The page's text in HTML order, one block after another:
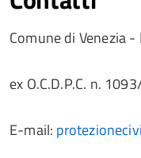
Comune di Venezia
ex O.C.D.P.C. n.
E-mail: